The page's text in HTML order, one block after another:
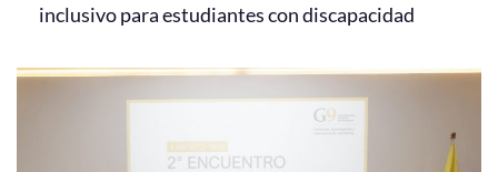
inclusivo para estudiantes con discapacidad